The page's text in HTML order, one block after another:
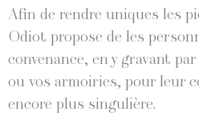
Afin de rendre uniques les
Odiot propose de les
convenance, en y gravant
ou vos armoiries, pour leur
encore plus singulière.